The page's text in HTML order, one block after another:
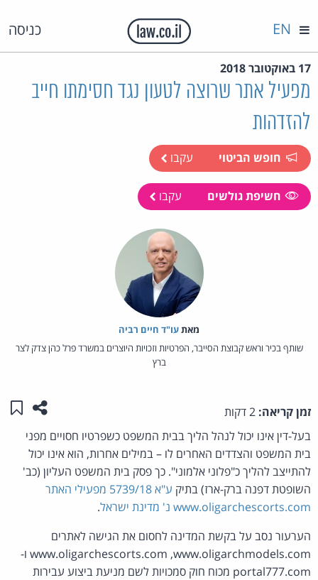
כניסה EN
17 באוקטובר 2018
מפעיל אתר שרוצה לטעון נגד חסימתו חייב
להזדהות
חופש הביטוי עקבו
חשיפת גולשים עקבו
מאת‏עו"ד חיים רביה
שותף בכיר וראש קבוצת הסייבר, הפרטיות וזכויות היוצרים במשרד פרל כהן צדק לצר
ברץ
זמן קריאה: שתפו
בעל-דין אינו יכול לנהל הליך בבית המשפט כשפרטיו חסויים מפני
בית המשפט והצדדים האחרים לו – במילים אחרות, הוא אינו יכול
להתייצב להליך כ"פלוני אלמוני". כך פסק בית המשפט העליון (כב'
השופטת דפנה ברק-ארז) בתיק
ע"א 5739/18 מפעילי האתר
www.oligarchescorts.com נ' מדינת ישראל
.
הערעור נסב על בקשת המדינה לחסום את הגישה לאתרים
www.oligarchescorts.com ,www.oligarchmodels.com ו-
portal777.com מכוח חוק סמכויות לשם מניעת ביצוע עבירות